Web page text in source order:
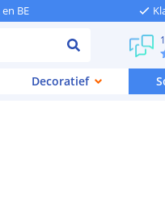
BE
Decoratief